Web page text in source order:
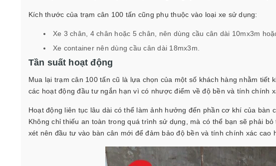
Kích thước của trạm cân 100 tấn cũng phụ thuộc vào loại xe sử dụng:
Xe 3 chân, 4 chân hoặc 5 chân, nên dùng cầu cân dài 10mx3m
Xe container nên dùng cầu cân dài 18mx3m.
Tần suất hoạt động
Mua lại trạm cân 100 tấn cũ là lựa chọn của một số khách hàng nhằm
các hoạt động đầu tư ngắn hạn vì có nhược điểm về độ bền và tính chính
Hoạt động liên tục lâu dài có thể làm ảnh hưởng đến phần cơ khí của bàn
Không chỉ thiếu an toàn trong quá trình sử dụng, mà có thể bạn sẽ phải
xét nên đầu tư vào bàn cân mới để đảm bảo độ bền và tính chính xác cao